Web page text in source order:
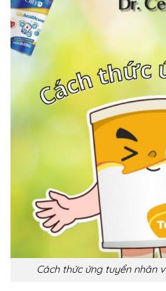
Cách thức ứng tuyển nhân